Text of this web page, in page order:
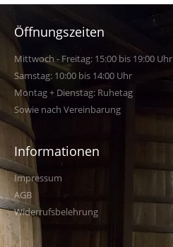
Öffnungszeiten
Mittwoch - Freitag: 15:00 bis 19:00 Uhr
Samstag: 10:00 bis 14:00 Uhr
Montag + Dienstag: Ruhetag
Sowie nach Vereinbarung
Informationen
Impressum
AGB
Widerrufsbelehrung